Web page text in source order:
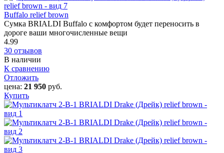
Buffalo relief brown
Сумка BRIALDI Buffalo с комфортом будет переносить в
дороге ваши многочисленные вещи
4.99
30 отзывов
В наличии
К сравнению
Отложить
цена: 21 950 руб.
Купить